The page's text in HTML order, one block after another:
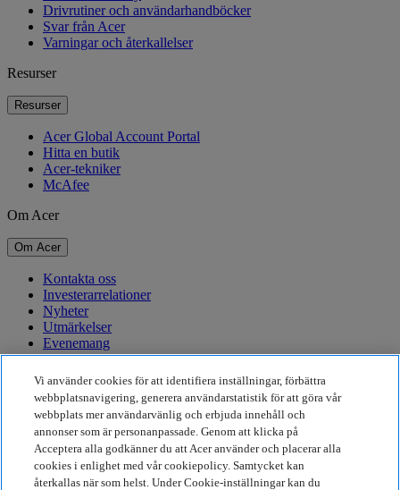
Drivrutiner och användarhandböcker
Svar från Acer
Varningar och återkallelser
Resurser
Resurser
Acer Global Account Portal
Hitta en butik
Acer-tekniker
McAfee
Om Acer
Om Acer
Kontakta oss
Investerarrelationer
Nyheter
Utmärkelser
Evenemang
Hållbarhet
Hållbarhet
Företagets sociala ansvar
Produktens koldioxidutsläpp
Project Humanity
Earthion
Vi använder cookies för att identifiera inställningar, förbättra
webbplatsnavigering, generera användarstatistik för att göra vår
webbplats mer användarvänlig och erbjuda innehåll och
annonser som är personanpassade. Genom att klicka på
Acceptera alla godkänner du att Acer använder och placerar alla
cookies i enlighet med vår cookiepolicy. Samtycket kan
återkallas när som helst. Under Cookie-inställningar kan du